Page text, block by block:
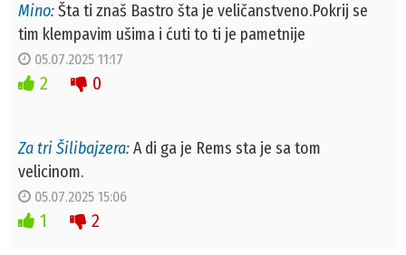
Mino:Šta ti znaš Bastro šta je veličanstveno.Pokrij se
tim klempavim ušima i ćuti to ti je pametnije
05.07.2025 11:17
2 0
Za tri Šilibajzera:A di ga je Rems sta je sa tom
velicinom.
05.07.2025 15:06
1 2